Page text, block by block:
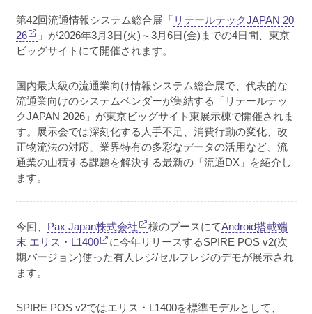
第42回流通情報システム総合展「 リテールテックJAPAN 20
26
」が2026年3月3日(火)～3月6日(金)までの4日間、東京
ビッグサイトにて開催されます。
国内最大級の流通業向け情報システム総合展で、代表的な
流通業向けのシステムベンダーが集結する「リテールテッ
クJAPAN 2026」が東京ビッグサイト東展示棟で開催されま
す。展示会では深刻化する人手不足、消費行動の変化、改
正物流法の対応、業界特有の多彩なデータの活用など、流
通業の山積する課題を解決する最新の「流通DX」を紹介し
ます。
今回、 Pax Japan株式会社 様のブースにてAndroid搭載端
末 エリス・L1400
に今年リリースするSPIRE POS v2(次
期バージョン)使った有人レジ/セルフレジのデモが展示され
ます。
SPIRE POS v2ではエリス・L1400を標準モデルとして、